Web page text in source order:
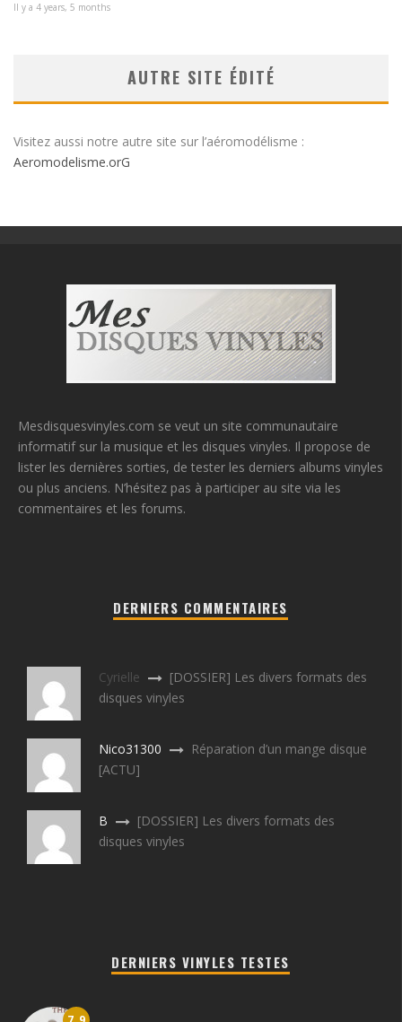
Il y a 4 years, 5 months
AUTRE SITE ÉDITÉ
Visitez aussi notre autre site sur l’aéromodélisme :
Aeromodelisme.orG
Mesdisquesvinyles.com se veut un site communautaire
informatif sur la musique et les disques vinyles. Il propose de
lister les dernières sorties, de tester les derniers albums vinyles
ou plus anciens. N’hésitez pas à participer au site via les
commentaires et les forums.
DERNIERS COMMENTAIRES
Cyrielle
[DOSSIER] Les divers formats des
disques vinyles
Nico31300
Réparation d’un mange disque
[ACTU]
B
[DOSSIER] Les divers formats des
disques vinyles
DERNIERS VINYLES TESTES